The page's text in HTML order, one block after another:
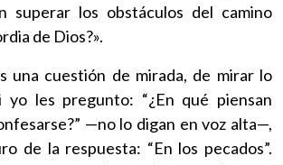
superar los obstáculos del camino
de Dios?».
una cuestión de mirada, de mirar lo
yo les pregunto: “¿En qué piensan
—no lo digan en voz alta—,
de la respuesta: “En los pecados”.